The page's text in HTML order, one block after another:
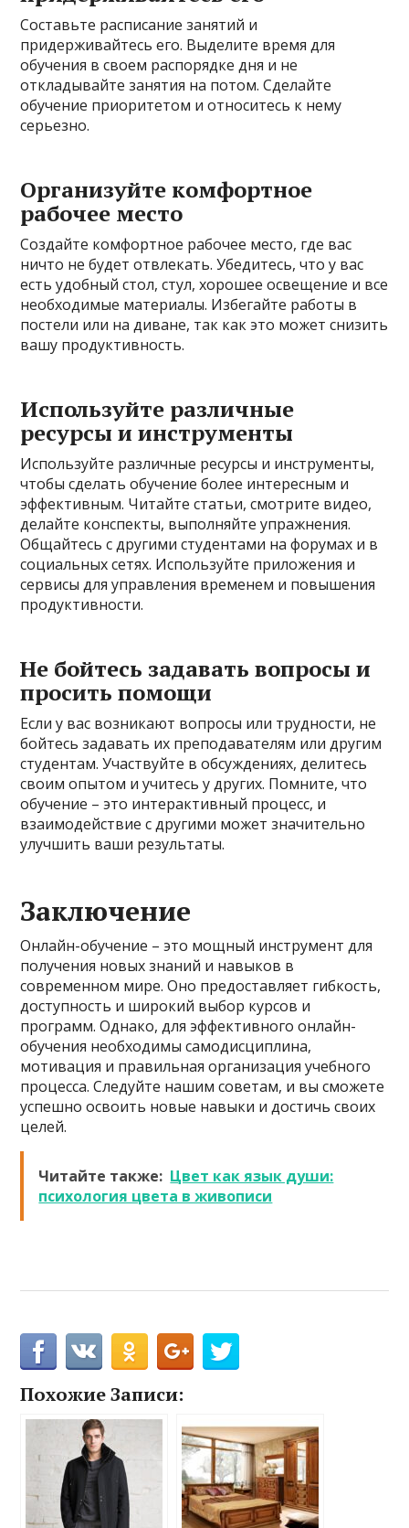
Составьте расписание занятий и
придерживайтесь его. Выделите время для
обучения в своем распорядке дня и не
откладывайте занятия на потом. Сделайте
обучение приоритетом и относитесь к нему
серьезно.
Организуйте комфортное
рабочее место
Создайте комфортное рабочее место, где вас
ничто не будет отвлекать. Убедитесь, что у вас
есть удобный стол, стул, хорошее освещение и все
необходимые материалы. Избегайте работы в
постели или на диване, так как это может снизить
вашу продуктивность.
Используйте различные
ресурсы и инструменты
Используйте различные ресурсы и инструменты,
чтобы сделать обучение более интересным и
эффективным. Читайте статьи, смотрите видео,
делайте конспекты, выполняйте упражнения.
Общайтесь с другими студентами на форумах и в
социальных сетях. Используйте приложения и
сервисы для управления временем и повышения
продуктивности.
Не бойтесь задавать вопросы и
просить помощи
Если у вас возникают вопросы или трудности, не
бойтесь задавать их преподавателям или другим
студентам. Участвуйте в обсуждениях, делитесь
своим опытом и учитесь у других. Помните, что
обучение – это интерактивный процесс, и
взаимодействие с другими может значительно
улучшить ваши результаты.
Заключение
Онлайн-обучение – это мощный инструмент для
получения новых знаний и навыков в
современном мире. Оно предоставляет гибкость,
доступность и широкий выбор курсов и
программ. Однако, для эффективного онлайн-
обучения необходимы самодисциплина,
мотивация и правильная организация учебного
процесса. Следуйте нашим советам, и вы сможете
успешно освоить новые навыки и достичь своих
целей.
Читайте также: Цвет как язык души:
психология цвета в живописи
Похожие Записи: